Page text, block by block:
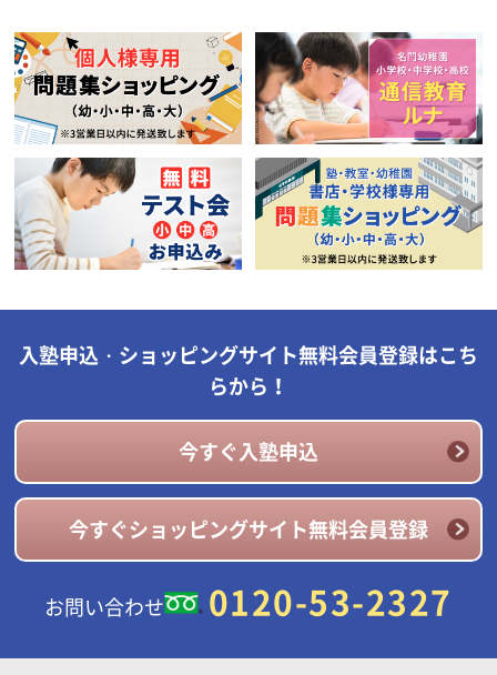
入塾申込・ショッピングサイト無料会員登録はこち
らから！
今すぐ入塾申込
今すぐショッピングサイト無料会員登録
お問い合わせ 0120-53-2327